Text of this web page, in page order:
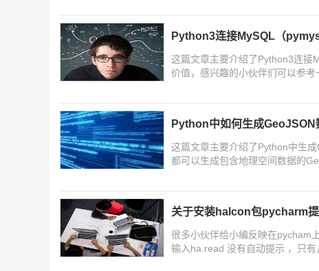
Python3连接MySQL（
这篇文章主要介绍了Python3连接
价值，感兴趣的小伙伴们可以参考
Python中如何生成GeoJSON
这篇文章主要介绍了Python中生
都可以生成包含地理空间数据的
关于安装halcon包pycharm
很多小伙伴给小编反映在pycham
输入ha.read 没有自动提示 ，只